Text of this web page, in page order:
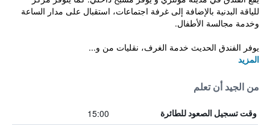
للياقة البدنية بالإضافة إلى غرفة اجتماعات، استقبال على مدار الساعة
وخدمة مجالسة الأطفال.
يوفر الفندق الحديث خدمة الغرف، نقليات من و...
المزيد
من الجيد أن تعلم
وقت تسجيل الصعود للطائرة 15:00